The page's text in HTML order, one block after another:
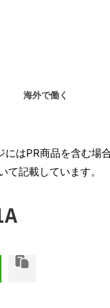
海外で働く
はPR商品を含む場
て記載しています。